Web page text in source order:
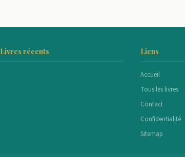
Livres récents Liens
Accueil
Tous les livres
Contact
Confidentialité
Sitemap